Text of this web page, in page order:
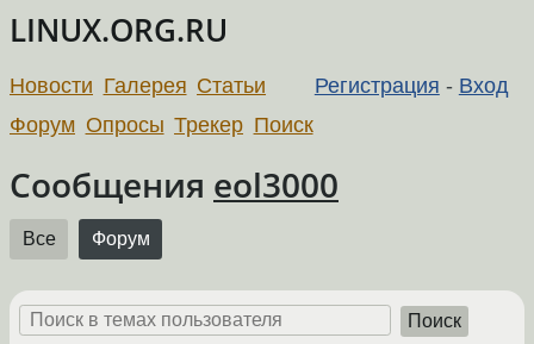
LINUX.ORG.RU
Регистрация - Вход
Новости Галерея Статьи
Форум Опросы Трекер Поиск
Сообщения eol3000
Все Форум
Поиск